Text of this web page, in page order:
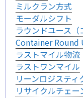
ミルクラン方式
モーダルシフト
ラウンドユース
Container Round
ラストマイル物流
ラストワンマイル
リーンロジスティ
リサイクルチェー